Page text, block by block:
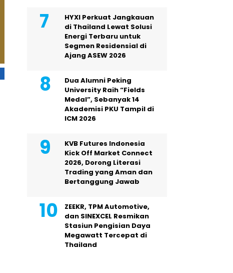
HYXI Perkuat Jangkauan
di Thailand Lewat Solusi
Energi Terbaru untuk
Segmen Residensial di
Ajang ASEW 2026
Dua Alumni Peking
University Raih “Fields
Medal”, Sebanyak 14
Akademisi PKU Tampil di
ICM 2026
KVB Futures Indonesia
Kick Off Market Connect
2026, Dorong Literasi
Trading yang Aman dan
Bertanggung Jawab
ZEEKR, TPM Automotive,
dan SINEXCEL Resmikan
Stasiun Pengisian Daya
Megawatt Tercepat di
Thailand